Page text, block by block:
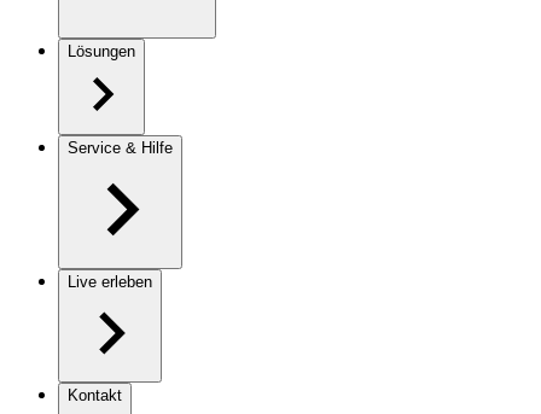
Lösungen
Service & Hilfe
Live erleben
Kontakt